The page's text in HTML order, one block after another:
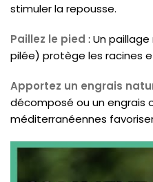
stimuler la repousse.
Paillez le pied : Un
pilée) protège les racines
Apportez un engrais
décomposé ou un engrais
méditerranéennes